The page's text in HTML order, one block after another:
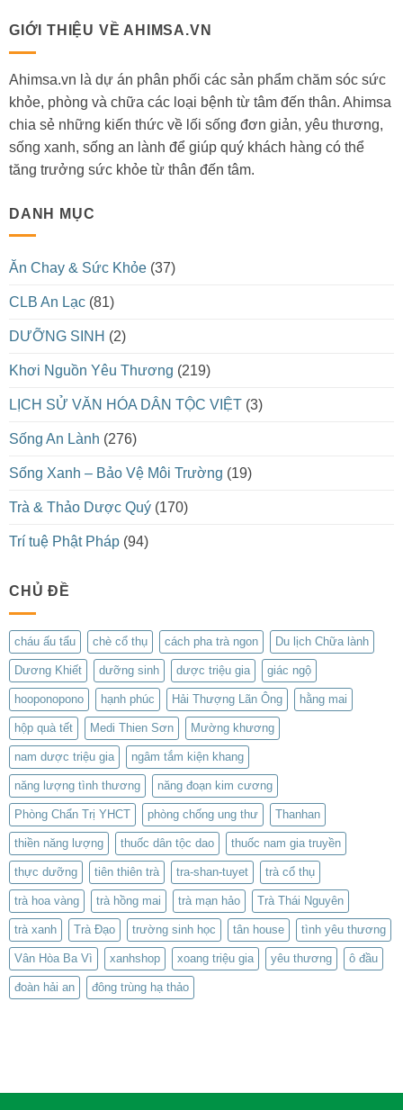
GIỚI THIỆU VỀ AHIMSA.VN
Ahimsa.vn là dự án phân phối các sản phẩm chăm sóc sức
khỏe, phòng và chữa các loại bệnh từ tâm đến thân. Ahimsa
chia sẻ những kiến thức về lối sống đơn giản, yêu thương,
sống xanh, sống an lành để giúp quý khách hàng có thể
tăng trưởng sức khỏe từ thân đến tâm.
DANH MỤC
Ăn Chay & Sức Khỏe (37)
CLB An Lạc (81)
DƯỠNG SINH (2)
Khơi Nguồn Yêu Thương (219)
LỊCH SỬ VĂN HÓA DÂN TỘC VIỆT (3)
Sống An Lành (276)
Sống Xanh – Bảo Vệ Môi Trường (19)
Trà & Thảo Dược Quý (170)
Trí tuệ Phật Pháp (94)
CHỦ ĐỀ
cháu ấu tẩu chè cổ thụ cách pha trà ngon Du lịch Chữa lành
Dương Khiết dưỡng sinh dược triệu gia giác ngộ
hooponopono hạnh phúc Hải Thượng Lãn Ông hằng mai
hộp quà tết Medi Thien Sơn Mường khương
nam dược triệu gia ngâm tắm kiện khang
năng lượng tình thương năng đoạn kim cương
Phòng Chẩn Trị YHCT phòng chống ung thư Thanhan
thiền năng lượng thuốc dân tộc dao thuốc nam gia truyền
thực dưỡng tiên thiên trà tra-shan-tuyet trà cổ thụ
trà hoa vàng trà hồng mai trà mạn hảo Trà Thái Nguyên
trà xanh Trà Đạo trường sinh học tân house tình yêu thương
Vân Hòa Ba Vì xanhshop xoang triệu gia yêu thương ô đầu
đoàn hải an đông trùng hạ thảo